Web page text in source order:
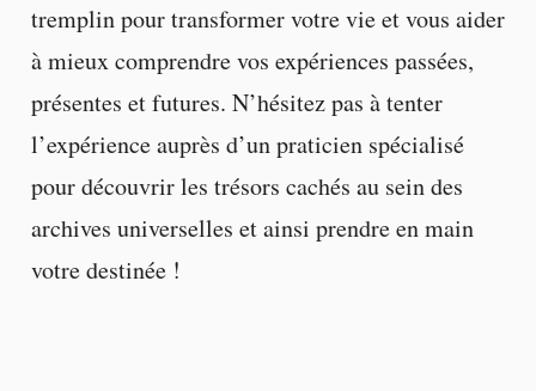
tremplin pour transformer votre vie et vous aider
à mieux comprendre vos expériences passées,
présentes et futures. N’hésitez pas à tenter
l’expérience auprès d’un praticien spécialisé
pour découvrir les trésors cachés au sein des
archives universelles et ainsi prendre en main
votre destinée !